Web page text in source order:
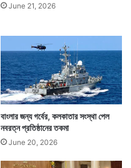
June 21, 2026
বাংলার জন্য গর্বের, কলকাতার সংস্থা পেল
নবরত্ন প্রতিষ্ঠানের তকমা
June 20, 2026